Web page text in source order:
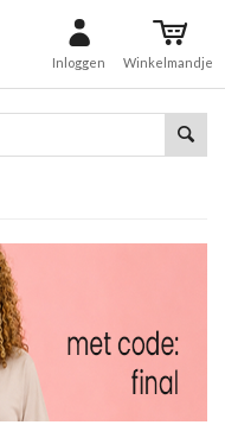
Inloggen Winkelmandje